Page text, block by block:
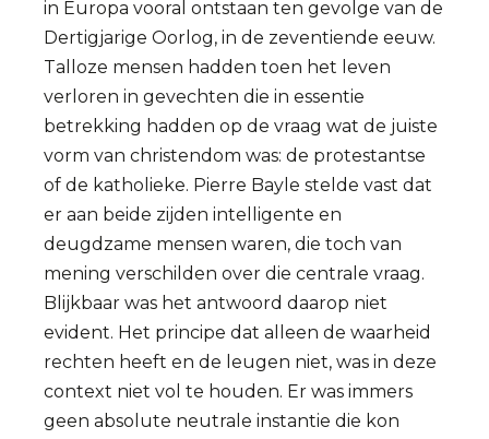
in Europa vooral ontstaan ten gevolge van de
Dertigjarige Oorlog, in de zeventiende eeuw.
Talloze mensen hadden toen het leven
verloren in gevechten die in essentie
betrekking hadden op de vraag wat de juiste
vorm van christendom was: de protestantse
of de katholieke. Pierre Bayle stelde vast dat
er aan beide zijden intelligente en
deugdzame mensen waren, die toch van
mening verschilden over die centrale vraag.
Blijkbaar was het antwoord daarop niet
evident. Het principe dat alleen de waarheid
rechten heeft en de leugen niet, was in deze
context niet vol te houden. Er was immers
geen absolute neutrale instantie die kon